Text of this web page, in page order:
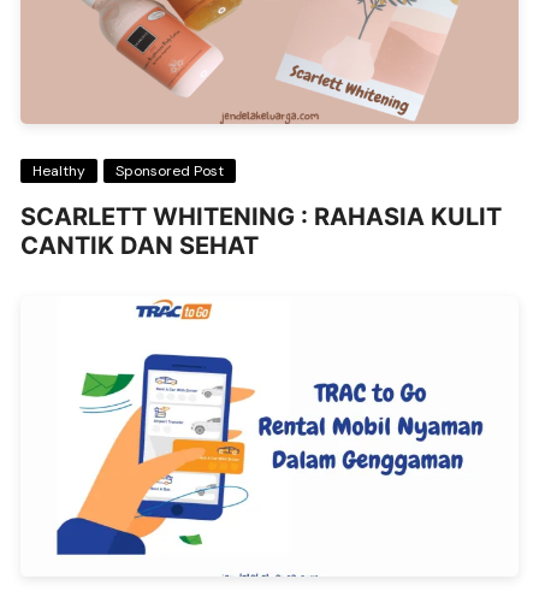
Healthy Sponsored Post
SCARLETT WHITENING : RAHASIA KULIT
CANTIK DAN SEHAT